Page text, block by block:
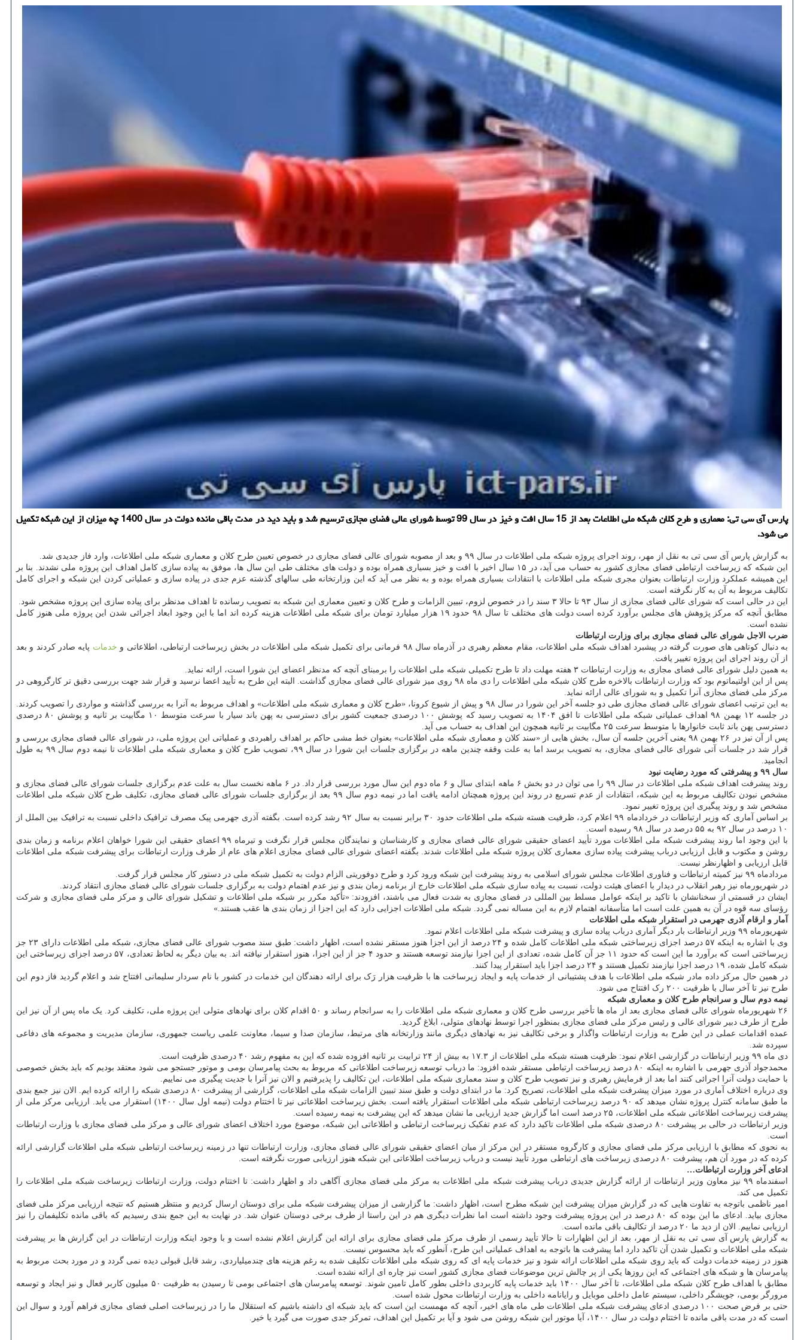
پارس آی سی تی: معماری و طرح کلان شبکه ملی اطلاعات بعد از 15 سال افت و خیز در سال 99 توسط شورای عالی فضای مجازی ترسیم شد و باید دید در مدت باقی مانده دولت در سال 1400 چه میزان از این شبکه تکمیل
می شود.
به گزارش پارس آی سی تی به نقل از مهر، روند اجرای پروژه شبکه ملی اطلاعات در سال ۹۹ و بعد از مصوبه شورای عالی فضای مجازی در خصوص تعیین طرح کلان و معماری شبکه ملی اطلاعات، وارد فاز جدیدی شد.
این شبکه که زیرساخت ارتباطی فضای مجازی کشور به حساب می آید، در ۱۵ سال اخیر با افت و خیز بسیاری همراه بوده و دولت های مختلف طی این سال ها، موفق به پیاده سازی کامل اهداف این پروژه ملی نشدند. بنا بر
این همیشه عملکرد وزارت ارتباطات بعنوان مجری شبکه ملی اطلاعات با انتقادات بسیاری همراه بوده و به نظر می آید که این وزارتخانه طی سالهای گذشته عزم جدی در پیاده سازی و عملیاتی کردن این شبکه و اجرای کامل
تکالیف مربوط به آن به کار نگرفته است.
این در حالی است که شورای عالی فضای مجازی از سال ۹۳ تا حالا ۳ سند را در خصوص لزوم، تبیین الزامات و طرح کلان و تعیین معماری این شبکه به تصویب رسانده تا اهداف مدنظر برای پیاده سازی این پروژه مشخص شود.
مطابق آنچه که مرکز پژوهش های مجلس برآورد کرده است دولت های مختلف تا سال ۹۸ حدود ۱۹ هزار میلیارد تومان برای شبکه ملی اطلاعات هزینه کرده اند اما با این وجود ابعاد اجرائی شدن این پروژه ملی هنوز کامل
نشده است.
ضرب الاجل شورای عالی فضای مجازی برای وزارت ارتباطات
به دنبال کوتاهی های صورت گرفته در پیشبرد اهداف شبکه ملی اطلاعات، مقام معظم رهبری در آذرماه سال ۹۸ فرمانی برای تکمیل شبکه ملی اطلاعات در بخش زیرساخت ارتباطی، اطلاعاتی و
خدمات پایه صادر کردند و بعد
از آن روند اجرای این پروژه تغییر یافت.
به همین دلیل شورای عالی فضای مجازی به وزارت ارتباطات ۳ هفته مهلت داد تا طرح تکمیلی شبکه ملی اطلاعات را برمبنای آنچه که مدنظر اعضای این شورا است، ارائه نماید.
پس از این اولتیماتوم بود که وزارت ارتباطات بالاخره طرح کلان شبکه ملی اطلاعات را دی ماه ۹۸ روی میز شورای عالی فضای مجازی گذاشت. البته این طرح به تأیید اعضا نرسید و قرار شد جهت بررسی دقیق تر کارگروهی در
مرکز ملی فضای مجازی آنرا تکمیل و به شورای عالی ارائه نماید.
به این ترتیب اعضای شورای عالی فضای مجازی طی دو جلسه آخر این شورا در سال ۹۸ و پیش از شیوع کرونا، «طرح کلان و معماری شبکه ملی اطلاعات» و اهداف مربوط به آنرا به بررسی گذاشته و مواردی را تصویب کردند.
در جلسه ۱۲ بهمن ۹۸ اهداف عملیاتی شبکه ملی اطلاعات تا افق ۱۴۰۴ به تصویب رسید که پوشش ۱۰۰ درصدی جمعیت کشور برای دسترسی به پهن باند سیار با سرعت متوسط ۱۰ مگابیت بر ثانیه و پوشش ۸۰ درصدی
دسترسی پهن باند ثابت خانوارها با متوسط سرعت ۲۵ مگابیت بر ثانیه همچون این اهداف به حساب می آید.
پس از آن نیز در ۲۶ بهمن ۹۸ یعنی آخرین جلسه آن سال، بخش هایی از «سند کلان و معماری شبکه ملی اطلاعات» بعنوان خط مشی حاکم بر اهداف راهبردی و عملیاتی این پروژه ملی، در شورای عالی فضای مجازی بررسی و
قرار شد در جلسات آتی شورای عالی فضای مجازی، به تصویب برسد اما به علت وقفه چندین ماهه در برگزاری جلسات این شورا در سال ۹۹، تصویب طرح کلان و معماری شبکه ملی اطلاعات تا نیمه دوم سال ۹۹ به طول
انجامید.
سال ۹۹ و پیشرفتی که مورد رضایت نبود
روند پیشرفت اهداف شبکه ملی اطلاعات در سال ۹۹ را می توان در دو بخش ۶ ماهه ابتدای سال و ۶ ماه دوم این سال مورد بررسی قرار داد. در ۶ ماهه نخست سال به علت عدم برگزاری جلسات شورای عالی فضای مجازی و
مشخص نبودن تکالیف مربوط به این شبکه، انتقادات از عدم تسریع در روند این پروژه همچنان ادامه یافت اما در نیمه دوم سال ۹۹ بعد از برگزاری جلسات شورای عالی فضای مجازی، تکلیف طرح کلان شبکه ملی اطلاعات
مشخص شد و روند پیگیری این پروژه تغییر نمود.
بر اساس آماری که وزیر ارتباطات در خردادماه ۹۹ اعلام کرد، ظرفیت هسته شبکه ملی اطلاعات حدود ۳۰ برابر نسبت به سال ۹۲ رشد کرده است. بگفته آذری جهرمی پیک مصرف ترافیک داخلی نسبت به ترافیک بین الملل از
۱۰ درصد در سال ۹۲ به ۵۵ درصد در سال ۹۸ رسیده است.
با این وجود اما روند پیشرفت شبکه ملی اطلاعات مورد تأیید اعضای حقیقی شورای عالی فضای مجازی و کارشناسان و نمایندگان مجلس قرار نگرفت و تیرماه ۹۹ اعضای حقیقی این شورا خواهان اعلام برنامه و زمان بندی
روشن و مکتوب و قابل ارزیابی درباب پیشرفت پیاده سازی معماری کلان پروژه شبکه ملی اطلاعات شدند. بگفته اعضای شورای عالی فضای مجازی اعلام های عام از طرف وزارت ارتباطات برای پیشرفت شبکه ملی اطلاعات
قابل ارزیابی و اظهارنظر نیست.
مردادماه ۹۹ نیز کمیته ارتباطات و فناوری اطلاعات مجلس شورای اسلامی به روند پیشرفت این شبکه ورود کرد و طرح دوفوریتی الزام دولت به تکمیل شبکه ملی در دستور کار مجلس قرار گرفت.
در شهریورماه نیز رهبر انقلاب در دیدار با اعضای هیئت دولت، نسبت به پیاده سازی شبکه ملی اطلاعات خارج از برنامه زمان بندی و نیز عدم اهتمام دولت به برگزاری جلسات شورای عالی فضای مجازی انتقاد کردند.
ایشان در قسمتی از سخنانشان با تاکید بر اینکه عوامل مسلط بین المللی در فضای مجازی به شدت فعال می باشند، افزودند: «تأکید مکرر بر شبکه ملی اطلاعات و تشکیل شورای عالی و مرکز ملی فضای مجازی و شرکت
رؤسای سه قوه در آن به همین علت است اما متأسفانه اهتمام لازم به این مساله نمی گردد. شبکه ملی اطلاعات اجزایی دارد که این اجزا از زمان بندی ها عقب هستند.»
آمار و ارقام آذری جهرمی در استقرار شبکه ملی اطلاعات
شهریورماه ۹۹ وزیر ارتباطات بار دیگر آماری درباب پیاده سازی و پیشرفت شبکه ملی اطلاعات اعلام نمود.
وی با اشاره به اینکه ۵۷ درصد اجزای زیرساختی شبکه ملی اطلاعات کامل شده و ۲۴ درصد از این اجزا هنوز مستقر نشده است، اظهار داشت: طبق سند مصوب شورای عالی فضای مجازی، شبکه ملی اطلاعات دارای ۲۳ جز
زیرساختی است که برآورد ما این است که حدود ۱۱ جز آن کامل شده، تعدادی از این اجزا نیازمند توسعه هستند و حدود ۴ جز از این اجزا، هنوز استقرار نیافته اند. به بیان دیگر به لحاظ تعدادی، ۵۷ درصد اجزای زیرساختی این
شبکه کامل شده، ۱۹ درصد اجزا نیازمند تکمیل هستند و ۲۴ درصد اجزا باید استقرار پیدا کنند.
در همین حال مرکز داده مادر شبکه ملی اطلاعات با هدف پشتیبانی از خدمات پایه و ایجاد زیرساخت ها با ظرفیت هزار رَک برای ارائه دهندگان این خدمات در کشور با نام سردار سلیمانی افتتاح شد و اعلام گردید فاز دوم این
طرح نیز تا آخر سال با ظرفیت ۲۰۰ رک افتتاح می شود.
نیمه دوم سال و سرانجام طرح کلان و معماری شبکه
۲۶ شهریورماه شورای عالی فضای مجازی بعد از ماه ها تأخیر بررسی طرح کلان و معماری شبکه ملی اطلاعات را به سرانجام رساند و ۵۰ اقدام کلان برای نهادهای متولی این پروژه ملی، تکلیف کرد. یک ماه پس از آن نیز این
طرح از طرف دبیر شورای عالی و رئیس مرکز ملی فضای مجازی بمنظور اجرا توسط نهادهای متولی، ابلاغ گردید.
عمده اقدامات عملی در این طرح به وزارت ارتباطات واگذار و برخی تکالیف نیز به نهادهای دیگری مانند وزارتخانه های مرتبط، سازمان صدا و سیما، معاونت علمی ریاست جمهوری، سازمان مدیریت و مجموعه های دفاعی
سپرده شد.
دی ماه ۹۹ وزیر ارتباطات در گزارشی اعلام نمود: ظرفیت هسته شبکه ملی اطلاعات از ۱۷.۳ به بیش از ۲۴ ترابیت بر ثانیه افزوده شده که این به مفهوم رشد ۴۰ درصدی ظرفیت است.
محمدجواد آذری جهرمی با اشاره به اینکه ۸۰ درصد زیرساخت ارتباطی مستقر شده افزود: ما درباب توسعه زیرساخت اطلاعاتی که مربوط به بحث پیامرسان بومی و موتور جستجو می شود معتقد بودیم که باید بخش خصوصی
با حمایت دولت آنرا اجرائی کنند اما بعد از فرمایش رهبری و نیز تصویب طرح کلان و سند معماری شبکه ملی اطلاعات، این تکالیف را پذیرفتیم و الان نیز آنرا با جدیت پیگیری می نماییم.
وی درباره اختلاف آماری در مورد میزان پیشرفت شبکه ملی اطلاعات، تصریح کرد: ما در ابتدای دولت و طبق سند تبیین الزامات شبکه ملی اطلاعات، گزارشی از پیشرفت ۸۰ درصدی شبکه را ارائه کرده ایم. الان نیز جمع بندی
ما طبق سامانه کنترل پروژه نشان میدهد که ۹۰ درصد زیرساخت ارتباطی شبکه ملی اطلاعات استقرار یافته است. بخش زیرساخت اطلاعاتی نیز تا اختتام دولت (نیمه اول سال ۱۴۰۰) استقرار می یابد. ارزیابی مرکز ملی از
پیشرفت زیرساخت اطلاعاتی شبکه ملی اطلاعات، ۲۵ درصد است اما گزارش جدید ارزیابی ما نشان میدهد که این پیشرفت به نیمه رسیده است.
وزیر ارتباطات در حالی بر پیشرفت ۸۰ درصدی شبکه ملی اطلاعات تاکید دارد که عدم تفکیک زیرساخت ارتباطی و اطلاعاتی این شبکه، موضوع مورد اختلاف اعضای شورای عالی و مرکز ملی فضای مجازی با وزارت ارتباطات
است.
به نحوی که مطابق با ارزیابی مرکز ملی فضای مجازی و کارگروه مستقر در این مرکز از میان اعضای حقیقی شورای عالی فضای مجازی، وزارت ارتباطات تنها در زمینه زیرساخت ارتباطی شبکه ملی اطلاعات گزارشی ارائه
کرده که در مورد آن هم، پیشرفت ۸۰ درصدی زیرساخت های ارتباطی مورد تأیید نیست و درباب زیرساخت اطلاعاتی این شبکه هنوز ارزیابی صورت نگرفته است.
ادعای آخر وزارت ارتباطات…
اسفندماه ۹۹ نیز معاون وزیر ارتباطات از ارائه گزارش جدیدی درباب پیشرفت شبکه ملی اطلاعات به مرکز ملی فضای مجازی آگاهی داد و اظهار داشت: تا اختتام دولت، وزارت ارتباطات زیرساخت شبکه ملی اطلاعات را
تکمیل می کند.
امیر ناظمی باتوجه به تفاوت هایی که در گزارش میزان پیشرفت این شبکه مطرح است، اظهار داشت: ما گزارشی از میزان پیشرفت شبکه ملی برای دوستان ارسال کردیم و منتظر هستیم که نتیجه ارزیابی مرکز ملی فضای
مجازی بیاید. ادعای ما این بوده که ۸۰ درصد در این پروژه پیشرفت وجود داشته است اما نظرات دیگری هم در این راستا از طرف برخی دوستان عنوان شد. در نهایت به این جمع بندی رسیدیم که باقی مانده تکلیفمان را نیز
ارزیابی نماییم. الان از دید ما ۲۰ درصد از تکالیف باقی مانده است.
به گزارش پارس آی سی تی به نقل از مهر، بعد از این اظهارات تا حالا تأیید رسمی از طرف مرکز ملی فضای مجازی برای ارائه این گزارش اعلام نشده است و با وجود اینکه وزارت ارتباطات در این گزارش ها بر پیشرفت
شبکه ملی اطلاعات و تکمیل شدن آن تاکید دارد اما پیشرفت ها باتوجه به اهداف عملیاتی این طرح، آنطور که باید محسوس نیست.
هنوز در زمینه خدمات دولت که باید روی شبکه ملی اطلاعات ارائه شود و نیز خدمات پایه ای که روی شبکه ملی اطلاعات تکلیف شده به رغم هزینه های چندمیلیاردی، رشد قابل قبولی دیده نمی گردد و در مورد بحث مربوط به
پیامرسان ها و شبکه های اجتماعی که این روزها یکی از پر چالش ترین موضوعات فضای مجازی کشور است نیز چاره ای ارائه نشده است.
مطابق با اهداف طرح کلان شبکه ملی اطلاعات، تا آخر سال ۱۴۰۰ باید خدمات پایه کاربردی داخلی بطور کامل تامین شوند. توسعه پیامرسان های اجتماعی بومی تا رسیدن به ظرفیت ۵۰ میلیون کاربر فعال و نیز ایجاد و توسعه
مرورگر بومی، جویشگر داخلی، سیستم عامل داخلی موبایل و رایانامه داخلی به وزارت ارتباطات محول شده است.
حتی بر فرض صحت ۱۰۰ درصدی ادعای پیشرفت شبکه ملی اطلاعات طی ماه های اخیر، آنچه که مهمست این است که باید شبکه ای داشته باشیم که استقلال ما را در زیرساخت اصلی فضای مجازی فراهم آورد و سوال این
است که در مدت باقی مانده تا اختتام دولت در سال ۱۴۰۰، آیا موتور این شبکه روشن می شود و آیا بر تکمیل این اهداف، تمرکز جدی صورت می گیرد یا خیر.